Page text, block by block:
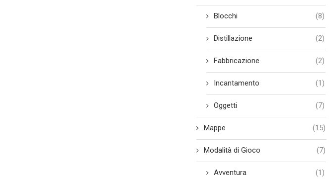
Blocchi (8)
Distillazione (2)
Fabbricazione (2)
Incantamento (1)
Oggetti (7)
Mappe (15)
Modalità di Gioco (7)
Avventura (1)